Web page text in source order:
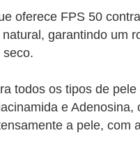
oferece FPS 50
garantindo
seco.
todos os tipos de
e
a pele, com